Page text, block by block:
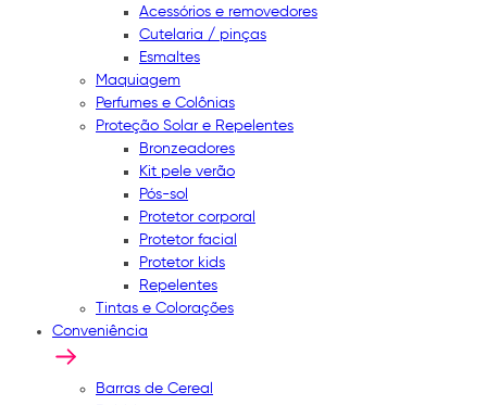
Acessórios e removedores
Cutelaria / pinças
Esmaltes
Maquiagem
Perfumes e Colônias
Proteção Solar e Repelentes
Bronzeadores
Kit pele verão
Pós-sol
Protetor corporal
Protetor facial
Protetor kids
Repelentes
Tintas e Colorações
Conveniência
Barras de Cereal